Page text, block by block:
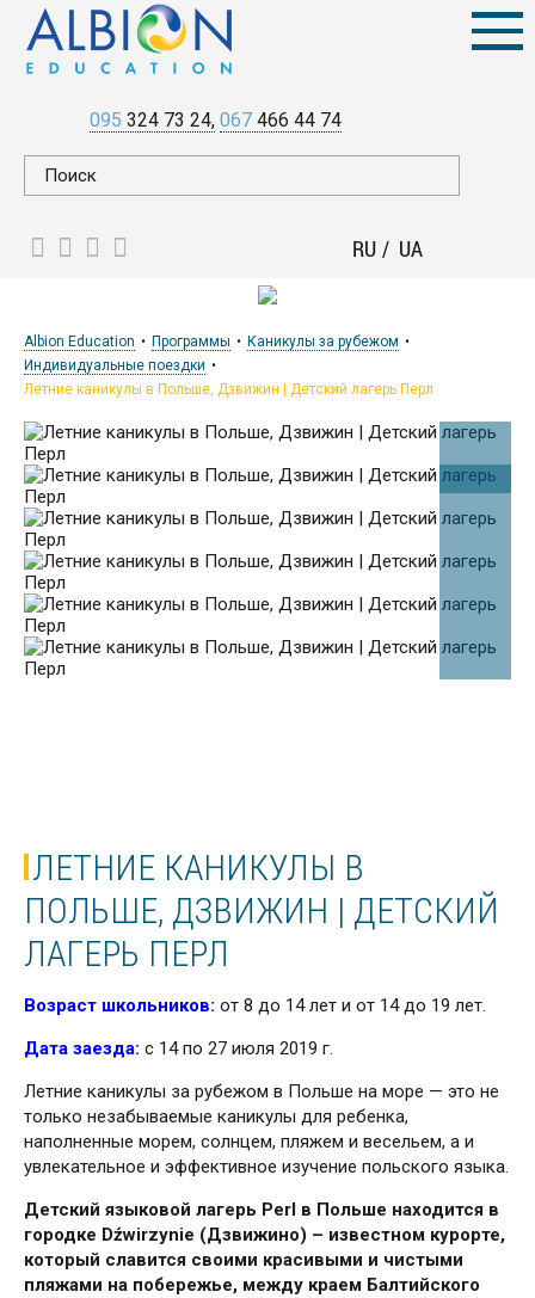
095 324 73 24 067 466 44 74
RU UA
Albion Education Программы
Каникулы за рубежом
Индивидуальные поездки
Летние каникулы в Польше, Дзвижин | Детский лагерь Перл
ЛЕТНИЕ КАНИКУЛЫ В
ПОЛЬШЕ, ДЗВИЖИН | ДЕТСКИЙ
ЛАГЕРЬ ПЕРЛ
Возраст школьников: от 8 до 14 лет и от 14 до 19 лет.
Дата заезда: с 14 по 27 июля 2019 г.
Летние каникулы за рубежом в Польше на море — это не
только незабываемые каникулы для ребенка,
наполненные морем, солнцем, пляжем и весельем, а и
увлекательное и эффективное изучение польского языка.
Детский языковой лагерь Perl в Польше находится в
городке Dźwirzynie (Дзвижино) – известном курорте,
который славится своими красивыми и чистыми
пляжами на побережье, между краем Балтийского